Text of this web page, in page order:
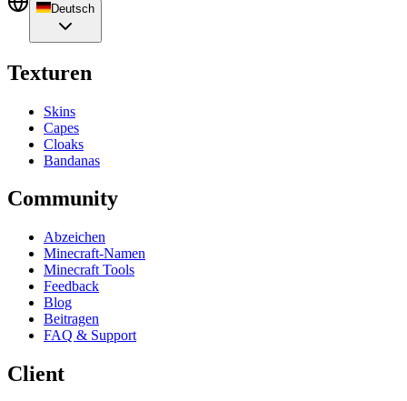
Deutsch
Texturen
Skins
Capes
Cloaks
Bandanas
Community
Abzeichen
Minecraft-Namen
Minecraft Tools
Feedback
Blog
Beitragen
FAQ & Support
Client